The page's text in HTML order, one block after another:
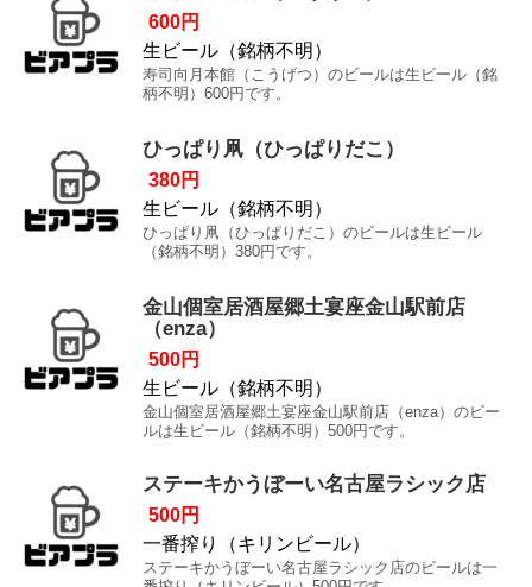
600円
生ビール（銘柄不明）
寿司向月本館（こうげつ）のビールは生ビール（銘
柄不明）600円です。
ひっぱり凧（ひっぱりだこ）
380円
生ビール（銘柄不明）
ひっぱり凧（ひっぱりだこ）のビールは生ビール
（銘柄不明）380円です。
金山個室居酒屋郷土宴座金山駅前店
（enza）
500円
生ビール（銘柄不明）
金山個室居酒屋郷土宴座金山駅前店（enza）のビー
ルは生ビール（銘柄不明）500円です。
ステーキかうぼーい名古屋ラシック店
500円
一番搾り（キリンビール）
ステーキかうぼーい名古屋ラシック店のビールは一